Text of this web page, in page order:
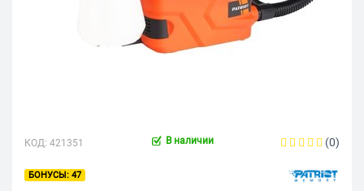
КОД: 421351 В наличии (0)
47